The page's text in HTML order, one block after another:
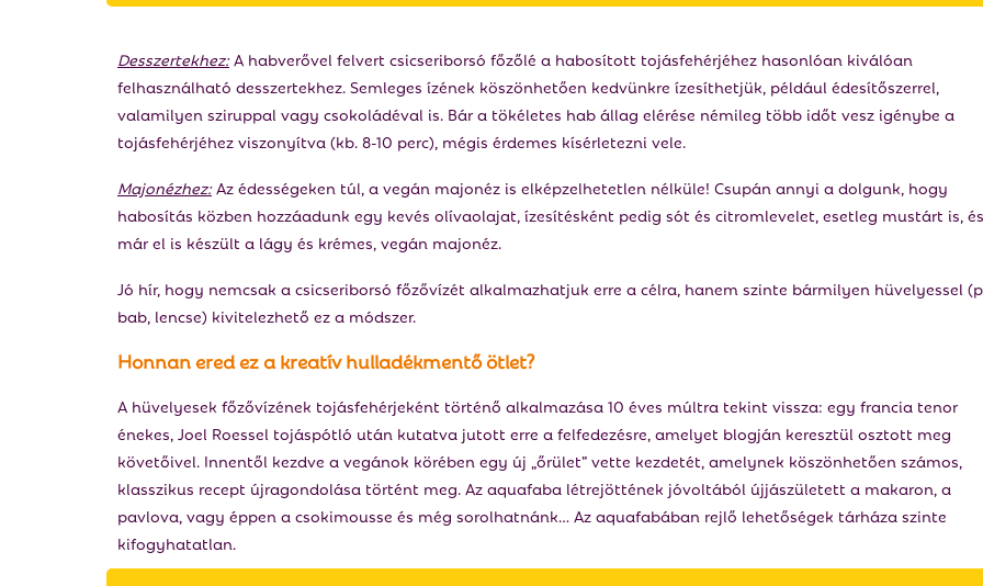
Desszertekhez:A habverővel felvert csicseriborsó főzőlé a habosított tojásfehérjéhez hasonlóan kiválóan
felhasználható desszertekhez. Semleges ízének köszönhetően kedvünkre ízesíthetjük, például édesítőszerrel,
valamilyen sziruppal vagy csokoládéval is. Bár a tökéletes hab állag elérése némileg több időt vesz igénybe a
tojásfehérjéhez viszonyítva (kb. 8-10 perc), mégis érdemes kísérletezni vele.
Majonézhez:Az édességeken túl, a vegán majonéz is elképzelhetetlen nélküle! Csupán annyi a dolgunk, hogy
habosítás közben hozzáadunk egy kevés olívaolajat, ízesítésként pedig sót és citromlevelet, esetleg mustárt is, és
már el is készült a lágy és krémes, vegán majonéz.
Jó hír, hogy nemcsak a csicseriborsó főzővízét alkalmazhatjuk erre a célra, hanem szinte bármilyen hüvelyessel
bab, lencse) kivitelezhető ez a módszer.
Honnan ered ez a kreatív hulladékmentő ötlet?
A hüvelyesek főzővízének tojásfehérjeként történő alkalmazása 10 éves múltra tekint vissza: egy francia tenor
énekes, Joel Roessel tojáspótló után kutatva jutott erre a felfedezésre, amelyet blogján keresztül osztott meg
követőivel. Innentől kezdve a vegánok körében egy új „őrület” vette kezdetét, amelynek köszönhetően számos,
klasszikus recept újragondolása történt meg. Az aquafaba létrejöttének jóvoltából újjászületett a makaron, a
pavlova, vagy éppen a csokimousse és még sorolhatnánk… Az aquafabában rejlő lehetőségek tárháza szinte
kifogyhatatlan.